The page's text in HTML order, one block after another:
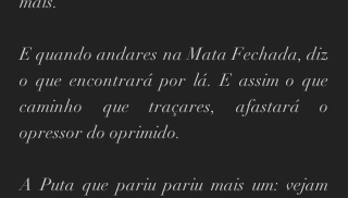
E quando andares na Mata Fechada, diz
o que encontrará por lá. E assim o que
caminho que traçares, afastará o
opressor do oprimido.
A Puta que pariu pariu mais um: vejam